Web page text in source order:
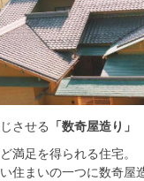
させる
「数奇屋造り」
満足を得られる住宅。
い住まいの一つに数奇屋